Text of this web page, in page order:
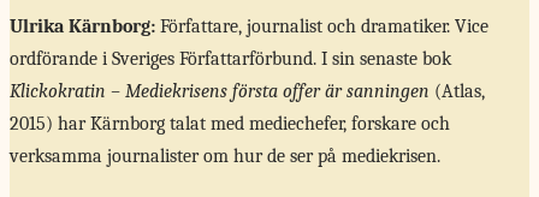
Ulrika Kärnborg: Författare, journalist och dramatiker. Vice
ordförande i Sveriges Författarförbund. I sin senaste bok
Klickokratin – Mediekrisens första offer är sanningen (Atlas,
2015) har Kärnborg talat med mediechefer, forskare och
verksamma journalister om hur de ser på mediekrisen.